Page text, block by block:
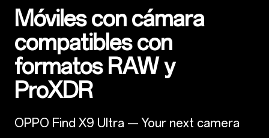
Móviles con cámara
compatibles con
formatos RAW y
ProXDR
OPPO Find X9 Ultra — Your next camera